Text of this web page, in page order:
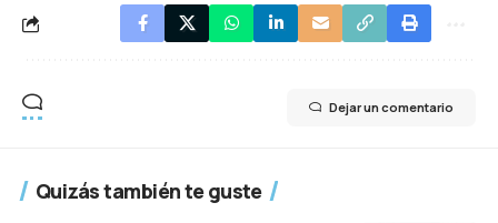
Dejar un comentario
Quizás también te guste